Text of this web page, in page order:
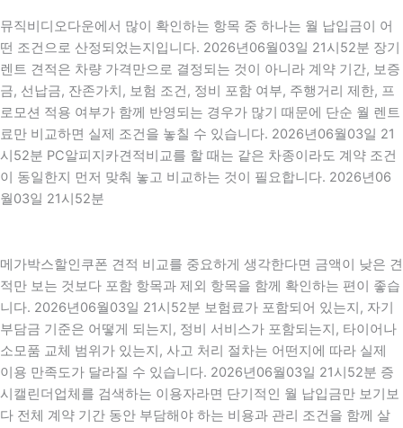
뮤직비디오다운에서 많이 확인하는 항목 중 하나는 월 납입금이 어
떤 조건으로 산정되었는지입니다. 2026년06월03일 21시52분 장기
렌트 견적은 차량 가격만으로 결정되는 것이 아니라 계약 기간, 보증
금, 선납금, 잔존가치, 보험 조건, 정비 포함 여부, 주행거리 제한, 프
로모션 적용 여부가 함께 반영되는 경우가 많기 때문에 단순 월 렌트
료만 비교하면 실제 조건을 놓칠 수 있습니다. 2026년06월03일 21
시52분 PC알피지카견적비교를 할 때는 같은 차종이라도 계약 조건
이 동일한지 먼저 맞춰 놓고 비교하는 것이 필요합니다. 2026년06
월03일 21시52분
메가박스할인쿠폰 견적 비교를 중요하게 생각한다면 금액이 낮은 견
적만 보는 것보다 포함 항목과 제외 항목을 함께 확인하는 편이 좋습
니다. 2026년06월03일 21시52분 보험료가 포함되어 있는지, 자기
부담금 기준은 어떻게 되는지, 정비 서비스가 포함되는지, 타이어나
소모품 교체 범위가 있는지, 사고 처리 절차는 어떤지에 따라 실제
이용 만족도가 달라질 수 있습니다. 2026년06월03일 21시52분 증
시캘린더업체를 검색하는 이용자라면 단기적인 월 납입금만 보기보
다 전체 계약 기간 동안 부담해야 하는 비용과 관리 조건을 함께 살